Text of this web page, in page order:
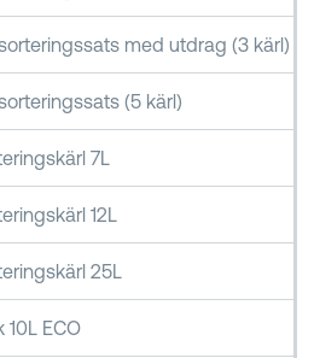
med utdrag (3 kärl)
(5 kärl)
7L
12L
25L
10L ECO